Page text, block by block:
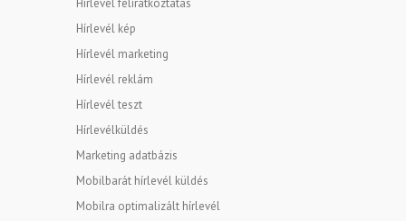
Hírlevél kép
Hírlevél marketing
Hírlevél reklám
Hírlevél teszt
Hírlevélküldés
Marketing adatbázis
Mobilbarát hírlevél küldés
Mobilra optimalizált hírlevél